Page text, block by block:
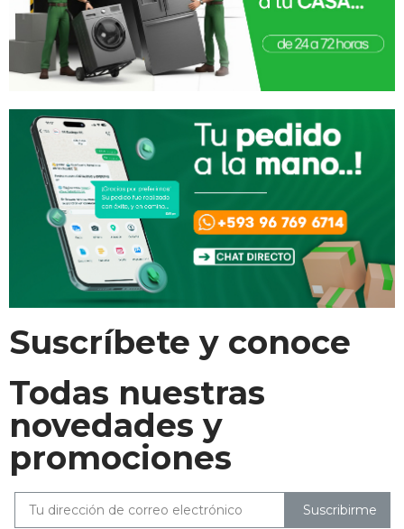
Suscríbete y conoce
Todas nuestras
novedades y
promociones
Suscribirme